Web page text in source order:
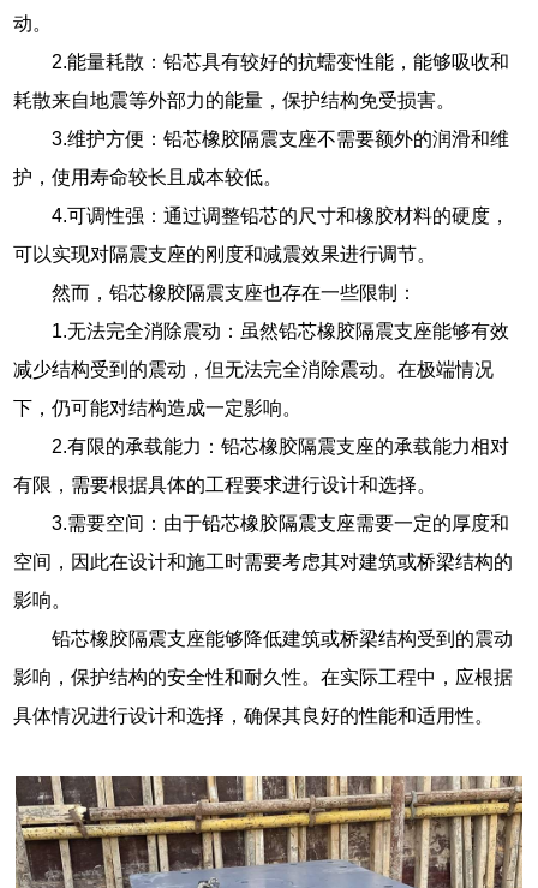
动。
2.能量耗散：铅芯具有较好的抗蠕变性能，能够吸收和
耗散来自地震等外部力的能量，保护结构免受损害。
3.维护方便：铅芯橡胶隔震支座不需要额外的润滑和维
护，使用寿命较长且成本较低。
4.可调性强：通过调整铅芯的尺寸和橡胶材料的硬度，
可以实现对隔震支座的刚度和减震效果进行调节。
然而，铅芯橡胶隔震支座也存在一些限制：
1.无法完全消除震动：虽然铅芯橡胶隔震支座能够有效
减少结构受到的震动，但无法完全消除震动。在极端情况
下，仍可能对结构造成一定影响。
2.有限的承载能力：铅芯橡胶隔震支座的承载能力相对
有限，需要根据具体的工程要求进行设计和选择。
3.需要空间：由于铅芯橡胶隔震支座需要一定的厚度和
空间，因此在设计和施工时需要考虑其对建筑或桥梁结构的
影响。
铅芯橡胶隔震支座能够降低建筑或桥梁结构受到的震动
影响，保护结构的安全性和耐久性。在实际工程中，应根据
具体情况进行设计和选择，确保其良好的性能和适用性。